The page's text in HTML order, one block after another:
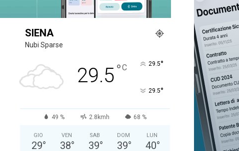
SIENA
Nubi Sparse
29.5°C 29.5°
29.5°
49 % 2.8kmh 68 %
GIO
29°
VEN
38°
SAB
39°
DOM
39°
LUN
40°